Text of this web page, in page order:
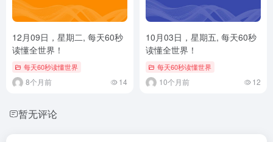
12月09日，星期二, 每天60秒
读懂全世界！
每天60秒读懂世界
8个月前 14
10月03日，星期五, 每天60秒
读懂全世界！
每天60秒读懂世界
10个月前 12
暂无评论